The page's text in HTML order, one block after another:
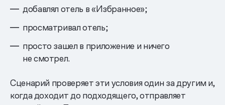
добавлял отель в «Избранное»;
просматривал отель;
просто зашел в приложение и ничего
не смотрел.
Сценарий проверяет эти условия один за другим и,
когда доходит до подходящего, отправляет